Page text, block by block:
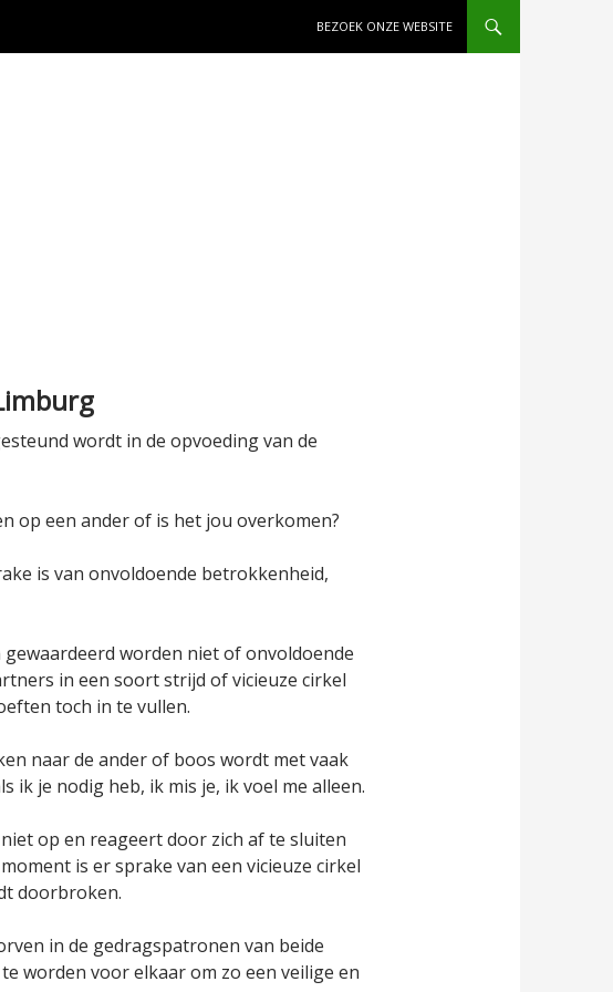
BEZOEK ONZE WEBSITE
wordt in de opvoeding van de
op een ander of is het jou overkomen?
is van onvoldoende betrokkenheid,
worden niet of onvoldoende
in een soort strijd of vicieuze cirkel
toch in te vullen.
naar de ander of boos wordt met vaak
ik je nodig heb, ik mis je, ik voel me alleen.
op en reageert door zich af te sluiten
is er sprake van een vicieuze cirkel
doorbroken.
in de gedragspatronen van beide
worden voor elkaar om zo een veilige en